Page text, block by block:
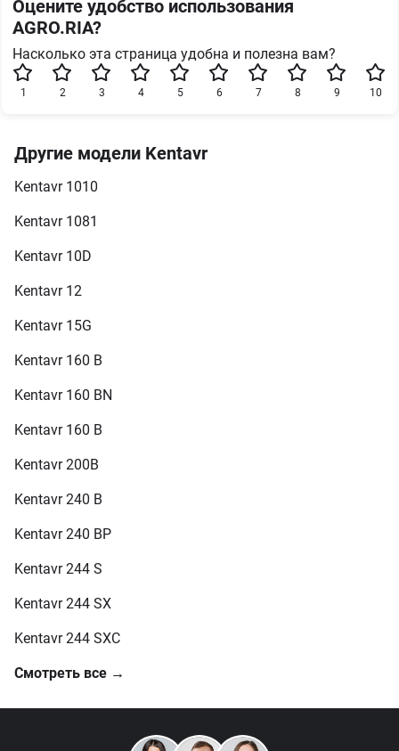
Оцените удобство использования
AGRO.RIA?
Насколько эта страница удобна и полезна вам?
10
9
8
7
6
5
4
3
2
1
Другие модели Kentavr
Kentavr 1010
Kentavr 1081
Kentavr 10D
Kentavr 12
Kentavr 15G
Kentavr 160 B
Kentavr 160 BN
Kentavr 160 В
Kentavr 200B
Kentavr 240 B
Kentavr 240 BP
Kentavr 244 S
Kentavr 244 SX
Kentavr 244 SXC
Смотреть все →